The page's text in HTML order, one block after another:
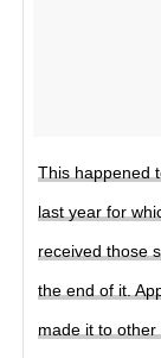
This happened
last year for
received those
the end of it.
made it to